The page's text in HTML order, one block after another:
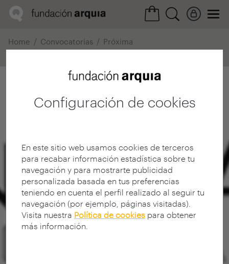
Configuración de cookies
En este sitio web usamos cookies de terceros
para recabar información estadística sobre tu
navegación y para mostrarte publicidad
personalizada basada en tus preferencias
teniendo en cuenta el perfil realizado al seguir tu
navegación (por ejemplo, páginas visitadas).
Visita nuestra Política de cookies para obtener
más información.
Home Convocatorias
Próxima